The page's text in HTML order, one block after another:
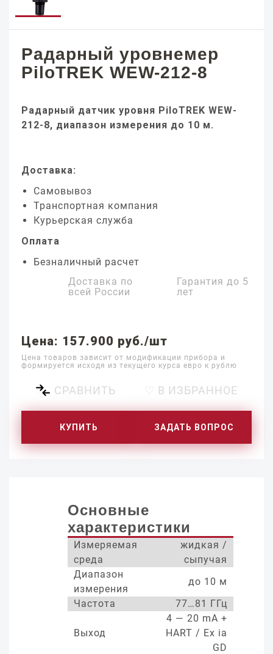
Радарный уровнемер
PiloTREK WEW-212-8
Радарный датчик уровня PiloTREK WEW-
212-8, диапазон измерения до 10 м.
Доставка:
Самовывоз
Транспортная компания
Курьерская служба
Оплата
Безналичный расчет
Доставка по
всей России
Гарантия до 5
лет
Цена: 157.900 руб./шт
Цена товаров зависит от модификации прибора и
формируется исходя из текущего курса евро к рублю
СРАВНИТЬ ♡ В ИЗБРАННОЕ
КУПИТЬ ЗАДАТЬ ВОПРОС
Основные
характеристики
Измеряемая
среда
жидкая /
сыпучая
Диапазон
измерения
до 10 м
Частота
77…81 ГГц
Выход
4 — 20 mA +
HART / Ex ia
GD